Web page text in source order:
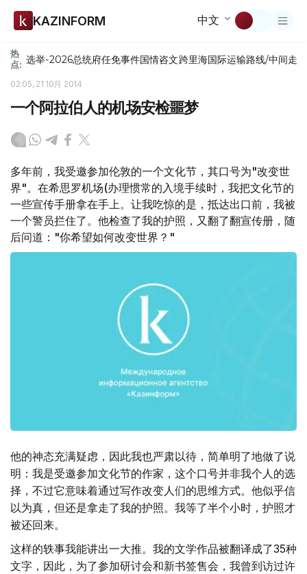
KAZINFORM 中文
热
点: 选举-2026总统府任免事件国情咨文跨里海国际运输路线/中间走廊
02:05, 21 10月 2014
一个阿拉伯人的机场安检噩梦
多年前，我受邀参加伦敦的一个文化节，其口号为"改变世
界"。在希思罗机场(办理惯常的入境手续时，我把文化节的
一些宣传手册拿在手上。让我吃惊的是，抵达出口前，我被
一个警员拦住了。他检查了我的护照，又翻了翻宣传册，随
后问道："你希望如何改变世界？"
他的神态充满疑虑，因此我也严肃以待，简单明了地做了说
明：我是受邀参加文化节的作家，这个口号并非我个人的选
择，不过它意味着通过写作改变人们的思维方式。他似乎信
以为真，但还是拿走了我的护照。我等了半个小时，护照才
被还回来。
这样的轶事我能讲出一大推。我的文学作品被翻译成了35种
文字，因此，为了参加研讨会和新书签售会，我曾到访过许